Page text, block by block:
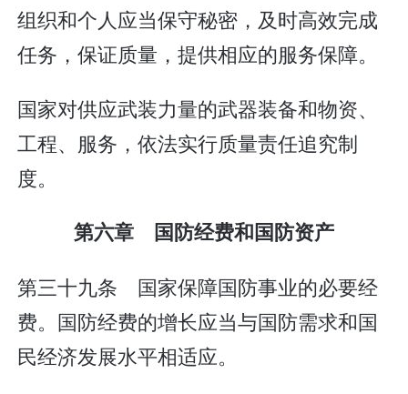
组织和个人应当保守秘密，及时高效完成
任务，保证质量，提供相应的服务保障。
国家对供应武装力量的武器装备和物资、
工程、服务，依法实行质量责任追究制
度。
第六章 国防经费和国防资产
第三十九条 国家保障国防事业的必要经
费。国防经费的增长应当与国防需求和国
民经济发展水平相适应。